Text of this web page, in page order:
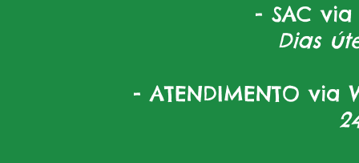
- SAC via
Dias
- ATENDIMENTO via